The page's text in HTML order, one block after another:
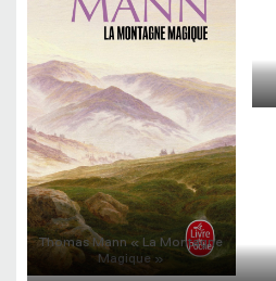
Thomas Mann « La Montagne
Magique »